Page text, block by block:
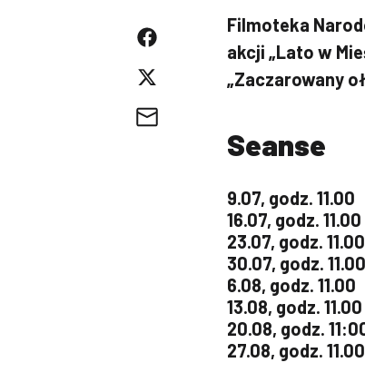
Filmoteka
akcji „Lato w
„Zaczarowany
Seanse
9.07, godz. 11.00
16.07, godz. 11.00
23.07, godz. 11.00
30.07, godz. 11.00
6.08, godz. 11.00
13.08, godz. 11.00
20.08, godz.
27.08, godz. 11.00